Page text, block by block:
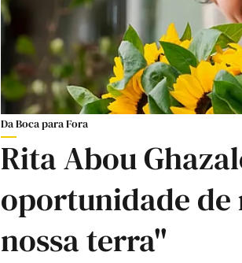
Da Boca para Fora
Rita Abou
oportunidade de
nossa terra"